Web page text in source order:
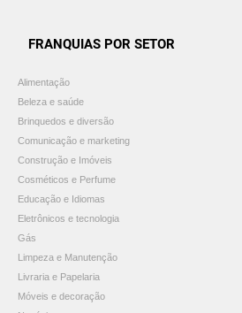
FRANQUIAS POR SETOR
Alimentação
Beleza e saúde
Brinquedos e diversão
Comunicação e marketing
Construção e Imóveis
Cosméticos e Perfume
Educação e Idiomas
Eletrônicos e tecnologia
Gás
Limpeza e Manutenção
Livraria e Papelaria
Móveis e decoração